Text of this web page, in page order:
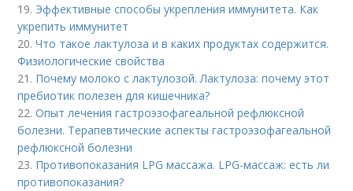
19. Эффективные способы укрепления иммунитета. Как
укрепить иммунитет
20.Что такое лактулоза и в каких продуктах содержится.
Физиологические свойства
21. Почему молоко с лактулозой. Лактулоза: почему этот
пребиотик полезен для кишечника?
22.Опыт лечения гастроэзофагеальной рефлюксной
болезни. Терапевтические аспекты гастроэзофагеальной
рефлюксной болезни
23. Противопоказания LPG массажа. LPG-массаж: есть ли
противопоказания?